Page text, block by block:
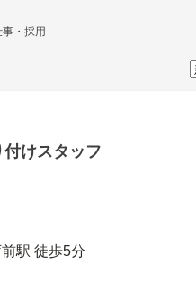
・採用
けスタッフ
駅 徒歩5分